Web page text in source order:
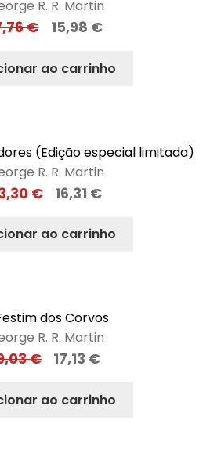
R. R. Martin
€ 15,98 €
ao carrinho
(Edição especial limitada)
R. R. Martin
€ 16,31 €
ao carrinho
dos Corvos
R. R. Martin
€ 17,13 €
ao carrinho